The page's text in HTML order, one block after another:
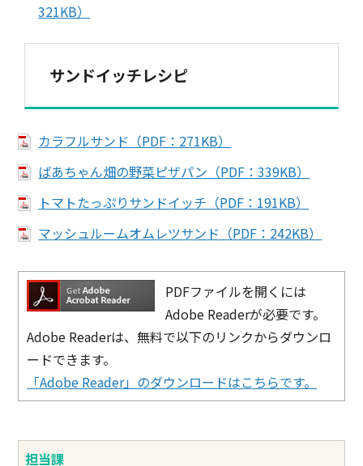
321KB）
サンドイッチレシピ
カラフルサンド（PDF：271KB）
ばあちゃん畑の野菜ピザパン（PDF：339KB）
トマトたっぷりサンドイッチ（PDF：191KB）
マッシュルームオムレツサンド（PDF：242KB）
PDFファイルを開くには
Adobe Readerが必要です。
Adobe Readerは、無料で以下のリンクからダウンロ
ードできます。
「Adobe Reader」のダウンロードはこちらです。
担当課